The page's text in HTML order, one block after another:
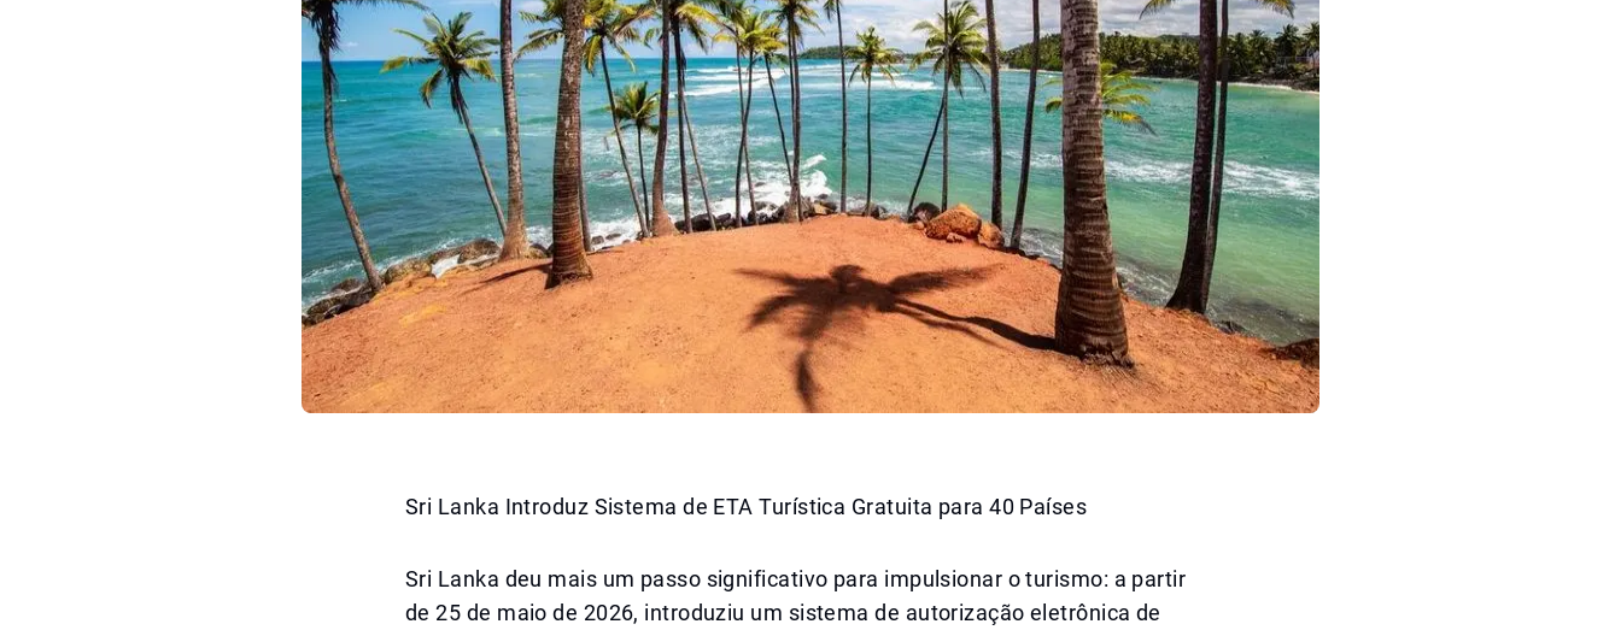
Sri Lanka Introduz Sistema de ETA Turística Gratuita para 40 Países
Sri Lanka deu mais um passo significativo para impulsionar o turismo: a partir
de 25 de maio de 2026, introduziu um sistema de autorização eletrônica de